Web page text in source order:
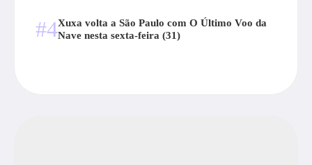
#4Xuxa volta a São Paulo com O Último Voo da
Nave nesta sexta-feira (31)